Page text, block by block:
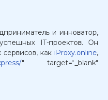
и инноватор,
IT-проектов. Он
сервисов, как iProxy.online,
" target="_blank"